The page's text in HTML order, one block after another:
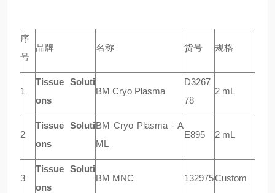
序
号
品牌 名称 货号 规格
1
Tissue Soluti
ons
BM Cryo Plasma
D3267
78
2 mL
2
Tissue Soluti
ons
BM Cryo Plasma - A
ML
E895 2 mL
3
Tissue Soluti
ons
BM MNC 132975Custom